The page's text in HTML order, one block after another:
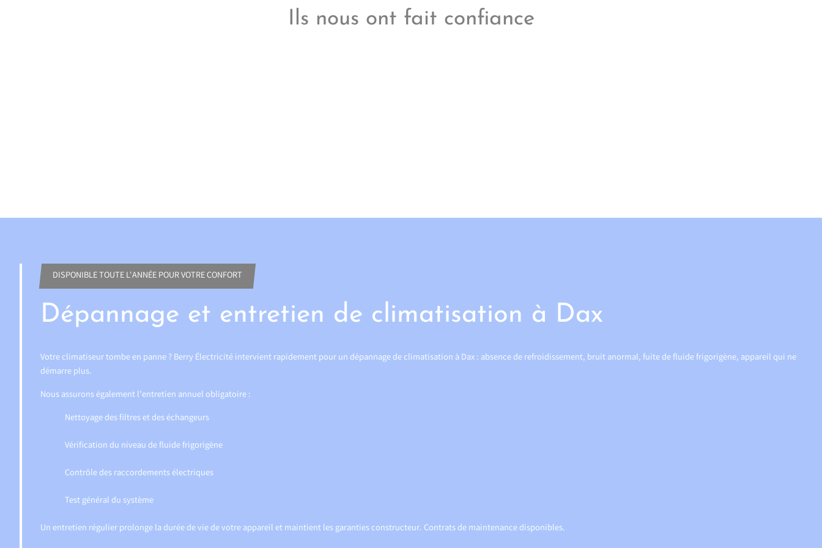
Ils nous ont fait confiance
DISPONIBLE TOUTE L'ANNÉE POUR VOTRE CONFORT
Dépannage et entretien de climatisation à Dax
Votre climatiseur tombe en panne ? Berry Électricité intervient rapidement pour un dépannage de climatisation à Dax : absence de refroidissement, bruit anormal, fuite de fluide frigorigène, appareil qui ne
démarre plus.
Nous assurons également l’entretien annuel obligatoire :
Nettoyage des filtres et des échangeurs
Vérification du niveau de fluide frigorigène
Contrôle des raccordements électriques
Test général du système
Un entretien régulier prolonge la durée de vie de votre appareil et maintient les garanties constructeur. Contrats de maintenance disponibles.